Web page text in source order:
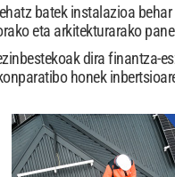
batek instalazioa
eta arkitekturarako
dira finantza-
honek